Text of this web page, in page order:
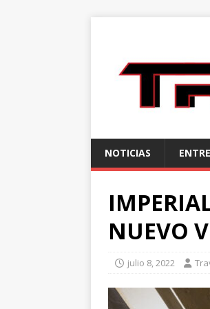
NOTICIAS
NUEVO
julio 8, 2022